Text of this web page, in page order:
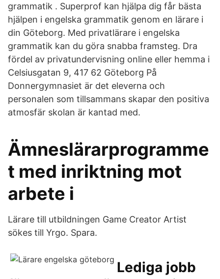
grammatik . Superprof kan hjälpa dig får bästa
hjälpen i engelska grammatik genom en lärare i
din Göteborg. Med privatlärare i engelska
grammatik kan du göra snabba framsteg. Dra
fördel av privatundervisning online eller hemma i
Celsiusgatan 9, 417 62 Göteborg På
Donnergymnasiet är det eleverna och
personalen som tillsammans skapar den positiva
atmosfär skolan är kantad med.
Ämneslärarprogramme
t med inriktning mot
arbete i
Lärare till utbildningen Game Creator Artist
sökes till Yrgo. Spara.
Lediga jobb